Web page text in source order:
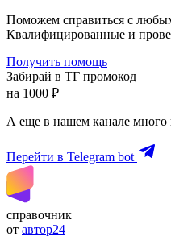
Поможем справиться с
Квалифицированные и
Получить помощь
Забирай в ТГ промокод
на 1000 ₽
А еще в нашем канале много
Перейти в Telegram bot
справочник
от автор24